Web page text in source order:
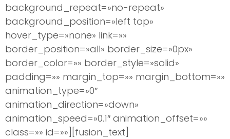
background_repeat=»no-repeat»
background_position=»left top»
hover_type=»none» link=»»
border_position=»all» border_size=»0px»
border_color=»» border_style=»solid»
padding=»» margin_top=»» margin_bottom=»»
animation_type=»0″
animation_direction=»down»
animation_speed=»0.1″ animation_offset=»»
class=»» id=»»][fusion_text]